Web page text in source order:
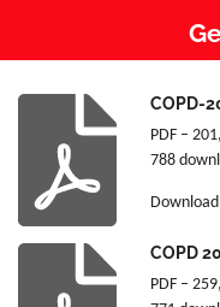
de
hoofdinhoud
COPD-
PDF –
788
Download
COPD
PDF –